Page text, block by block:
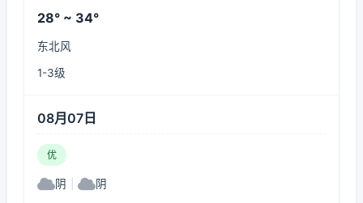
28° ~ 34°
东北风
1-3级
08月07日
优
阴 阴